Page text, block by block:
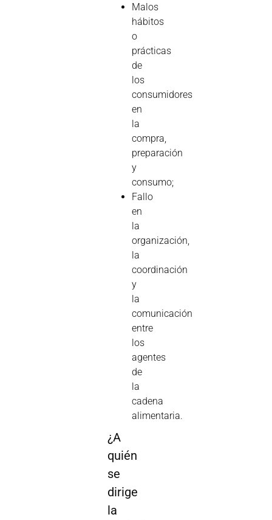
Malos
hábitos
o
prácticas
de
los
consumidores
en
la
compra,
preparación
y
consumo;
Fallo
en
la
organización,
la
coordinación
y
la
comunicación
entre
los
agentes
de
la
cadena
alimentaria.
¿A
quién
se
dirige
la